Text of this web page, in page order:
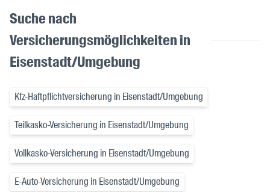
Suche nach
Versicherungsmöglichkeiten in
Eisenstadt/Umgebung
Kfz-Haftpflichtversicherung in Eisenstadt/Umgebung
Teilkasko-Versicherung in Eisenstadt/Umgebung
Vollkasko-Versicherung in Eisenstadt/Umgebung
E-Auto-Versicherung in Eisenstadt/Umgebung